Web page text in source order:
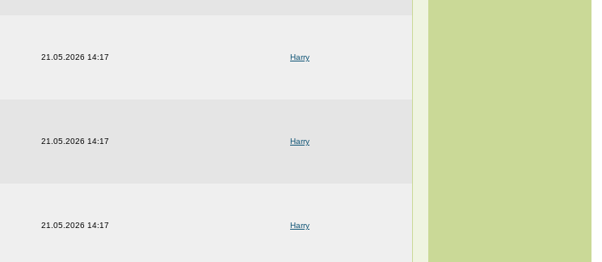
21.05.2026 14:17 Harry
21.05.2026 14:17 Harry
21.05.2026 14:17 Harry